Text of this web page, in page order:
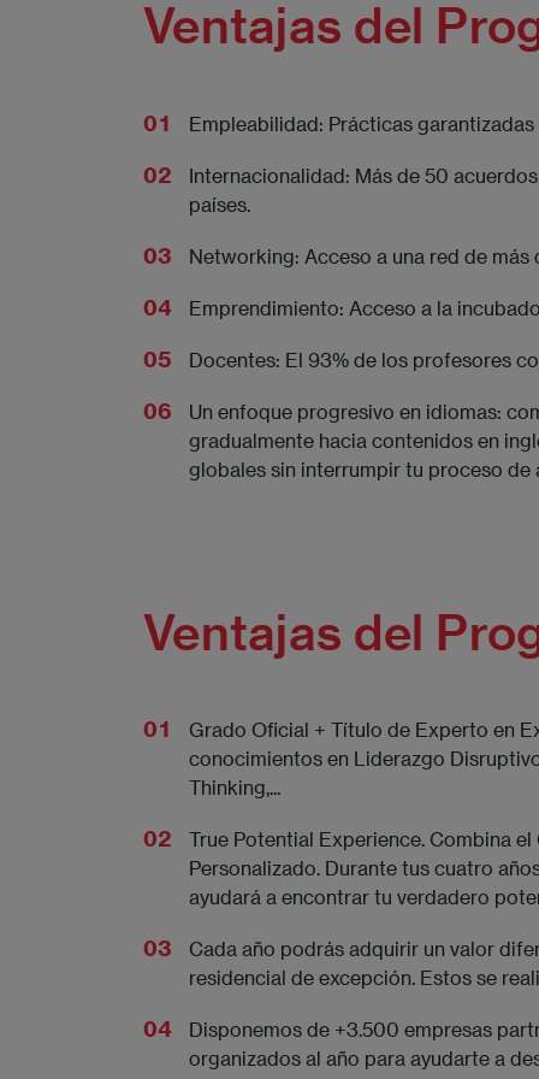
Ventajas del
Empleabilidad: Prácticas
Internacionalidad: Más de 50
países.
Networking: Acceso a una red de
Emprendimiento: Acceso a la
Docentes: El 93% de los profesores
Un enfoque progresivo en idiomas:
gradualmente hacia contenidos en
globales sin interrumpir tu proceso de
Ventajas del
Grado Oficial + Título de Experto en
conocimientos en Liderazgo
Thinking,...
True Potential Experience. Combina
Personalizado. Durante tus cuatro
ayudará a encontrar tu verdadero
Cada año podrás adquirir un valor
residencial de excepción. Estos se
Disponemos de +3.500 empresas
organizados al año para ayudarte a